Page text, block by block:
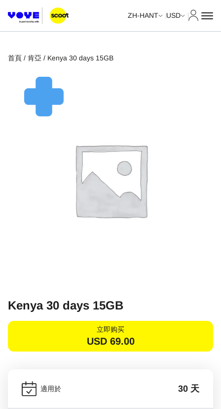
ZH-HANT USD
首頁 / 肯亞 / Kenya 30 days 15GB
Kenya 30 days 15GB
立即购买
USD 69.00
適用於 30 天